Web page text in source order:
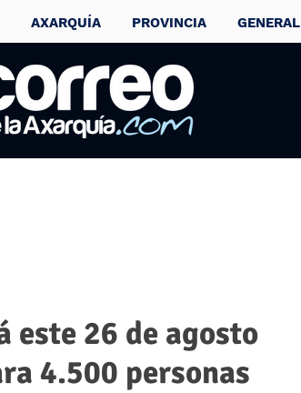
AXARQUÍA PROVINCIA GENERAL
este 26 de agosto
4.500 personas